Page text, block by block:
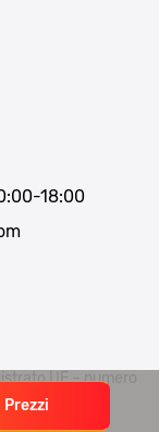
18:00
UE – numero